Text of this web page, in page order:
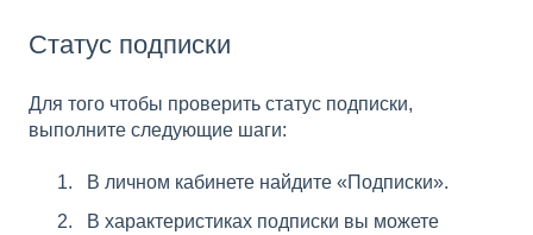
Статус подписки
Для того чтобы проверить статус подписки,
выполните следующие шаги:
В личном кабинете найдите «Подписки».
В характеристиках подписки вы можете